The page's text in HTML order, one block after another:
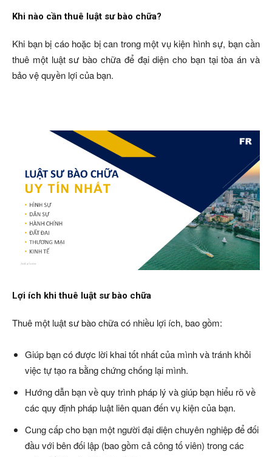
Khi nào cần thuê luật sư bào chữa?
Khi bạn bị cáo hoặc bị can trong một vụ kiện hình sự, bạn cần
thuê một luật sư bào chữa để đại diện cho bạn tại tòa án và
bảo vệ quyền lợi của bạn.
Lợi ích khi thuê luật sư bào chữa
Thuê một luật sư bào chữa có nhiều lợi ích, bao gồm:
Giúp bạn có được lời khai tốt nhất của mình và tránh khỏi
việc tự tạo ra bằng chứng chống lại mình.
Hướng dẫn bạn về quy trình pháp lý và giúp bạn hiểu rõ về
các quy định pháp luật liên quan đến vụ kiện của bạn.
Cung cấp cho bạn một người đại diện chuyên nghiệp để đối
đầu với bên đối lập (bao gồm cả công tố viên) trong các